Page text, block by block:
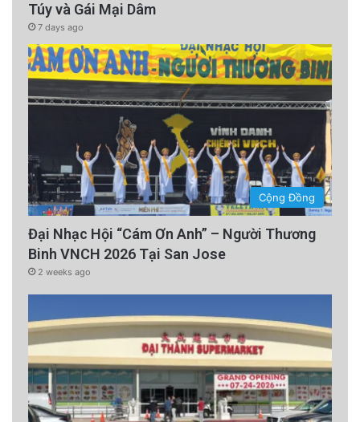
Túy và Gái Mại Dâm
7 days ago
Cộng Đồng
Đại Nhạc Hội “Cám Ơn Anh” – Người Thương
Binh VNCH 2026 Tại San Jose
2 weeks ago